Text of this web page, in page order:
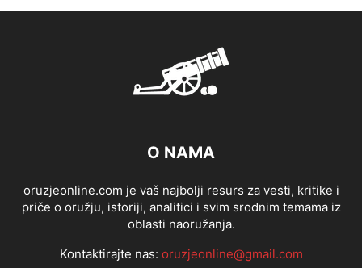
O NAMA
oruzjeonline.com je vaš najbolji resurs za vesti, kritike i
priče o oružju, istoriji, analitici i svim srodnim temama iz
oblasti naoružanja.
Kontaktirajte nas: oruzjeonline@gmail.com